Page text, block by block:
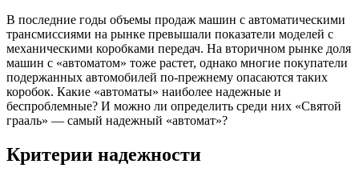
В последние годы объемы продаж машин с автоматическими
трансмиссиями на рынке превышали показатели моделей с
механическими коробками передач. На вторичном рынке доля
машин с «автоматом» тоже растет, однако многие покупатели
подержанных автомобилей по-прежнему опасаются таких
коробок. Какие «автоматы» наиболее надежные и
беспроблемные? И можно ли определить среди них «Святой
грааль» — самый надежный «автомат»?
Критерии надежности